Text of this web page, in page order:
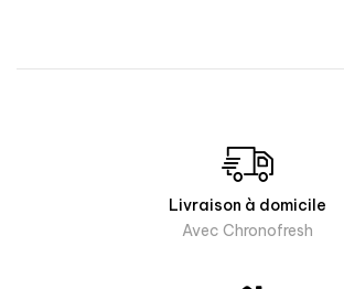
Livraison à domicile
Avec Chronofresh